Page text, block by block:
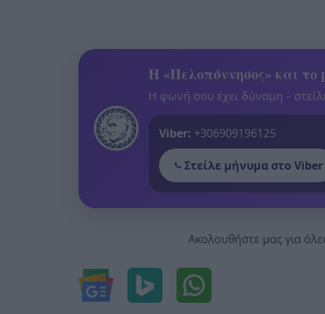
Η «Πελοπόννησος» και
Η φωνή σου έχει δύναμη –
Viber: +306909196125
Στείλε μήνυμα στο Viber
Ακολουθήστε μας για